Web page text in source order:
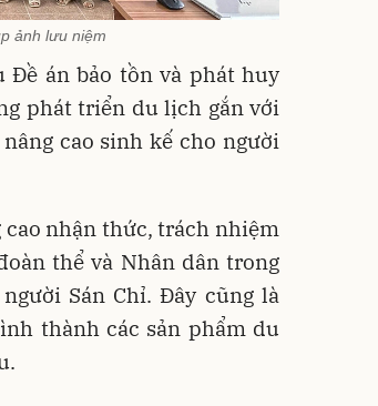
ảnh lưu niệm
án bảo tồn và phát huy
phát triển du lịch gắn với
cao sinh kế cho người
nhận thức, trách nhiệm
thể và Nhân dân trong
Sán Chỉ. Đây cũng là
thành các sản phẩm du